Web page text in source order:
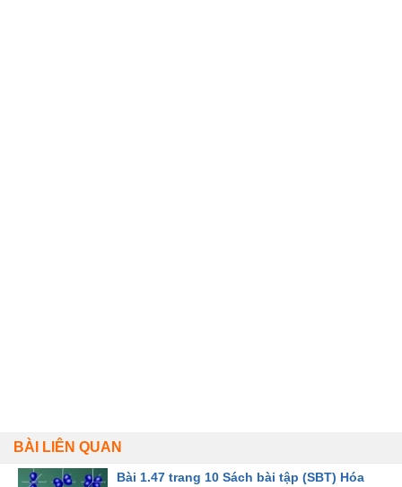
BÀI LIÊN QUAN
Bài 1.47 trang 10 Sách bài tập (SBT) Hóa